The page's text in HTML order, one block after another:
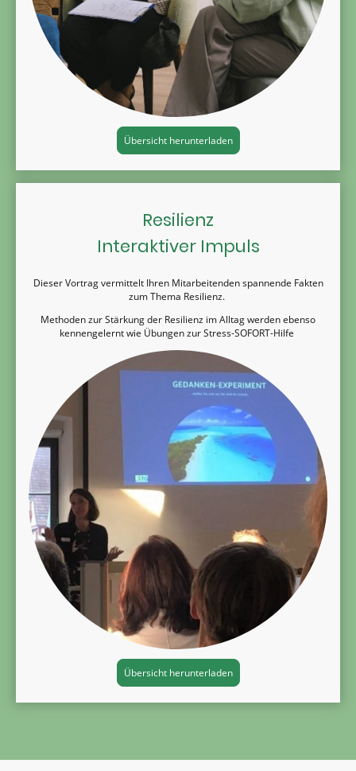
Übersicht herunterladen
Resilienz
Interaktiver Impuls
Dieser Vortrag vermittelt Ihren Mitarbeitenden spannende Fakten
zum Thema Resilienz.
Methoden zur Stärkung der Resilienz im Alltag werden ebenso
kennengelernt wie Übungen zur Stress-SOFORT-Hilfe
Übersicht herunterladen